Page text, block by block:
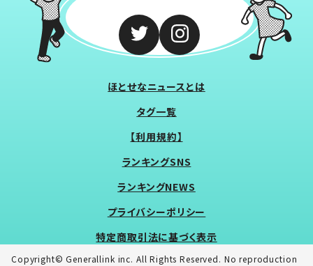
ほとせなニュースとは
タグ一覧
【利用規約】
ランキングSNS
ランキングNEWS
プライバシーポリシー
特定商取引法に基づく表示
Copyright© Generallink inc. All Rights Reserved. No reproduction